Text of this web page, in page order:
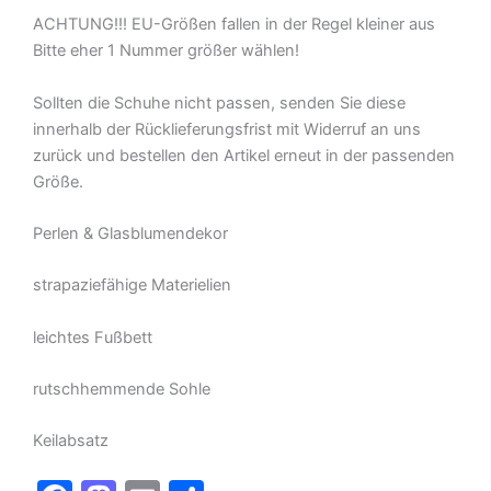
ACHTUNG!!! EU-Größen fallen in der Regel kleiner aus
Bitte eher 1 Nummer größer wählen!
Sollten die Schuhe nicht passen, senden Sie diese
innerhalb der Rücklieferungsfrist mit Widerruf an uns
zurück und bestellen den Artikel erneut in der passenden
Größe.
Perlen & Glasblumendekor
strapaziefähige Materielien
leichtes Fußbett
rutschhemmende Sohle
Keilabsatz